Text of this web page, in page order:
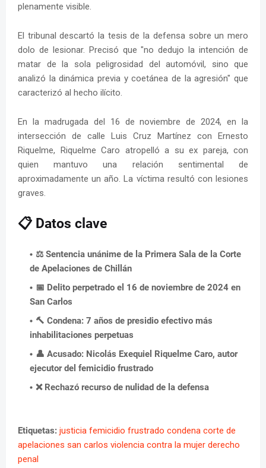
plenamente visible.
El tribunal descartó la tesis de la defensa sobre un mero
dolo de lesionar. Precisó que "no dedujo la intención de
matar de la sola peligrosidad del automóvil, sino que
analizó la dinámica previa y coetánea de la agresión" que
caracterizó al hecho ilícito.
En la madrugada del 16 de noviembre de 2024, en la
intersección de calle Luis Cruz Martínez con Ernesto
Riquelme, Riquelme Caro atropelló a su ex pareja, con
quien mantuvo una relación sentimental de
aproximadamente un año. La víctima resultó con lesiones
graves.
📋 Datos clave
⚖️ Sentencia unánime de la Primera Sala de la Corte
de Apelaciones de Chillán
📅 Delito perpetrado el 16 de noviembre de 2024 en
San Carlos
🔨 Condena: 7 años de presidio efectivo más
inhabilitaciones perpetuas
👤 Acusado: Nicolás Exequiel Riquelme Caro, autor
ejecutor del femicidio frustrado
❌ Rechazó recurso de nulidad de la defensa
Etiquetas: justicia femicidio frustrado condena corte de
apelaciones san carlos violencia contra la mujer derecho
penal